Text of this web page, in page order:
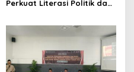
Perkuat Literasi Politik dan